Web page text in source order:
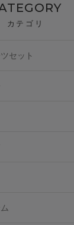
カテゴリ
セット